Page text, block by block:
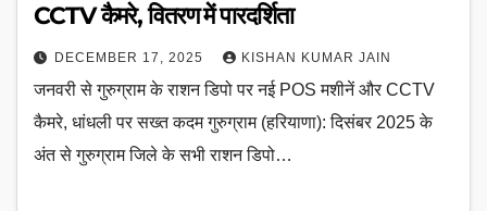
CCTV कैमरे, वितरण में पारदर्शिता
DECEMBER 17, 2025 KISHAN KUMAR JAIN
जनवरी से गुरुग्राम के राशन डिपो पर नई POS मशीनें और CCTV
कैमरे, धांधली पर सख्त कदम गुरुग्राम (हरियाणा): दिसंबर 2025 के
अंत से गुरुग्राम जिले के सभी राशन डिपो…